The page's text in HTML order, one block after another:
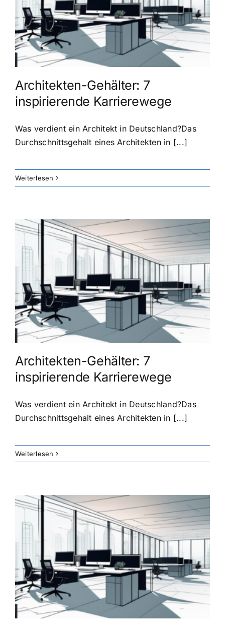
Architekten-Gehälter: 7
inspirierende Karrierewege
Was verdient ein Architekt in Deutschland?Das
Durchschnittsgehalt eines Architekten in [...]
Weiterlesen
Architekten-Gehälter: 7
inspirierende Karrierewege
Was verdient ein Architekt in Deutschland?Das
Durchschnittsgehalt eines Architekten in [...]
Weiterlesen